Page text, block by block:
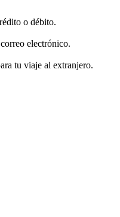
o débito.
electrónico.
tu viaje al extranjero.